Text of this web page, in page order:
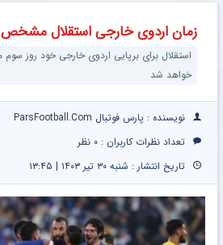
میکنه
که انگار
بوتاکس
کردی!
(تخفیف
پزشکی
با پک
سفید
کننده
زمان اردوی خارجی استقلال
استقلال برای برپایی اردوی خارجی خود روز سوم
خواهد شد
نویسنده : پارس فوتبال ParsFootball.Com
تعداد نظرات کاربران : ۰ نظر
تاریخ انتشار : شنبه ۳۰ تیر ۱۴۰۳ | ۱۳:۴۵